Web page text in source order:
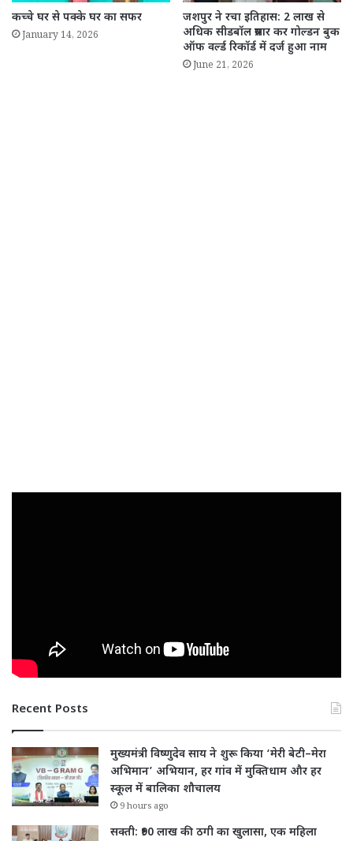
कच्चे घर से पक्के घर का सफर
January 14, 2026
जशपुर ने रचा इतिहास: 2 लाख से
अधिक सीडबॉल प्रसार कर गोल्डन बुक
ऑफ वर्ल्ड रिकॉर्ड में दर्ज हुआ नाम
June 21, 2026
Recent Posts
मुख्यमंत्री विष्णुदेव साय ने शुरू किया ‘मेरी बेटी–मेरा
अभिमान’ अभियान, हर गांव में मुक्तिधाम और हर
स्कूल में बालिका शौचालय
9 hours ago
सक्ती: ₹90 लाख की ठगी का खुलासा, एक महिला